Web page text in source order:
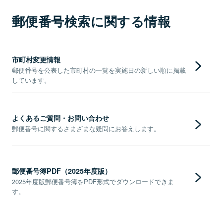
郵便番号検索に関する情報
市町村変更情報
郵便番号を公表した市町村の一覧を実施日の新しい順に掲載
しています。
よくあるご質問・お問い合わせ
郵便番号に関するさまざまな疑問にお答えします。
郵便番号簿PDF（2025年度版）
2025年度版郵便番号簿をPDF形式でダウンロードできま
す。